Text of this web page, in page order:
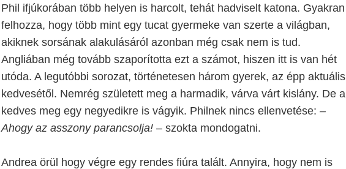
Phil ifjúkorában több helyen is harcolt, tehát hadviselt katona. Gyakran
felhozza, hogy több mint egy tucat gyermeke van szerte a világban,
akiknek sorsának alakulásáról azonban még csak nem is tud.
Angliában még tovább szaporította ezt a számot, hiszen itt is van hét
utóda. A legutóbbi sorozat, történetesen három gyerek, az épp aktuális
kedvesétől. Nemrég született meg a harmadik, várva várt kislány. De a
kedves meg egy negyedikre is vágyik. Philnek nincs ellenvetése: –
Ahogy az asszony parancsolja!– szokta mondogatni.
Andrea örül hogy végre egy rendes fiúra talált. Annyira, hogy nem is